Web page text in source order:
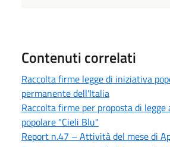
Contenuti correlati
Raccolta firme legge di iniziativa
permanente dell'Italia
Raccolta firme per proposta di
popolare "Cieli Blu"
Report n.47 – Attività del mese di